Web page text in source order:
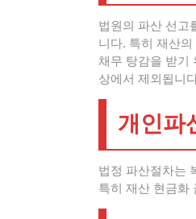
법원의 파산 선고
니다. 특히 재산
채무 탕감을 받기
상에서 제외됩니
개인파
법정 파산절차는
특히 재산 현금화